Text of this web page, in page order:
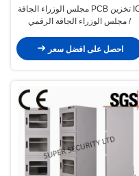
IC تخزين PCB مجلس الوزراء الجافة
/ مجلس الوزراء الجافة الرقمي
PGA، IC PCB SMT PBGA
احصل على افضل سعر